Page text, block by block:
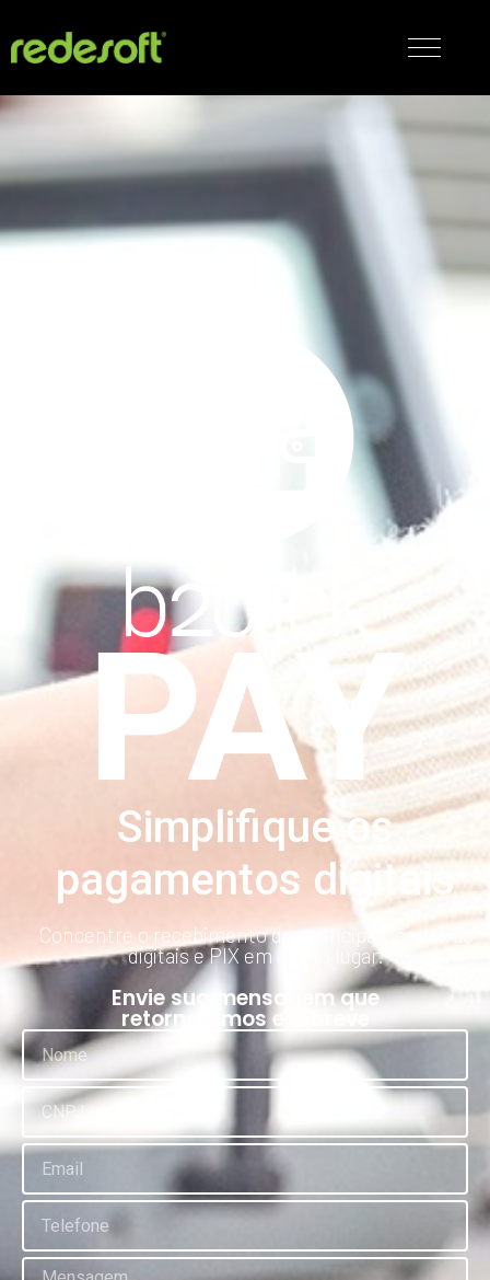
Simplifique os
pagamentos digitais
Concentre o recebimento das principais carteiras
digitais e PIX em um só lugar.
Envie sua mensagem que
retornaremos em breve